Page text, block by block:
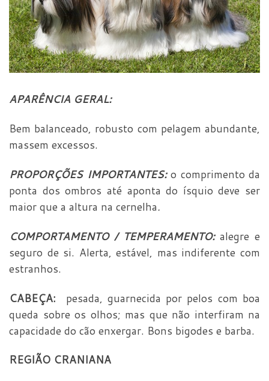
APARÊNCIA GERAL:
Bem balanceado, robusto com pelagem abundante,
massem excessos.
PROPORÇÕES IMPORTANTES: o comprimento da
ponta dos ombros até aponta do ísquio deve ser
maior que a altura na cernelha.
COMPORTAMENTO / TEMPERAMENTO: alegre e
seguro de si. Alerta, estável, mas indiferente com
estranhos.
CABEÇA: pesada, guarnecida por pelos com boa
queda sobre os olhos; mas que não interfiram na
capacidade do cão enxergar. Bons bigodes e barba.
REGIÃO CRANIANA